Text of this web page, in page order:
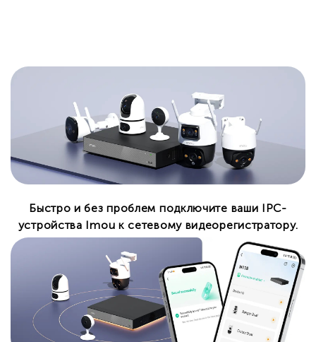
Быстро и без проблем подключите ваши IPC-
устройства Imou к сетевому видеорегистратору.